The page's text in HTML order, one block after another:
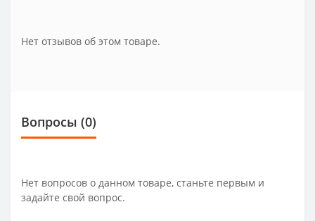
Нет отзывов об этом товаре.
Вопросы (0)
Нет вопросов о данном товаре, станьте первым и
задайте свой вопрос.